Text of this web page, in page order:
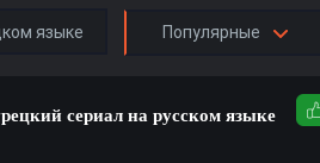
языке Популярные
сериал на русском языке